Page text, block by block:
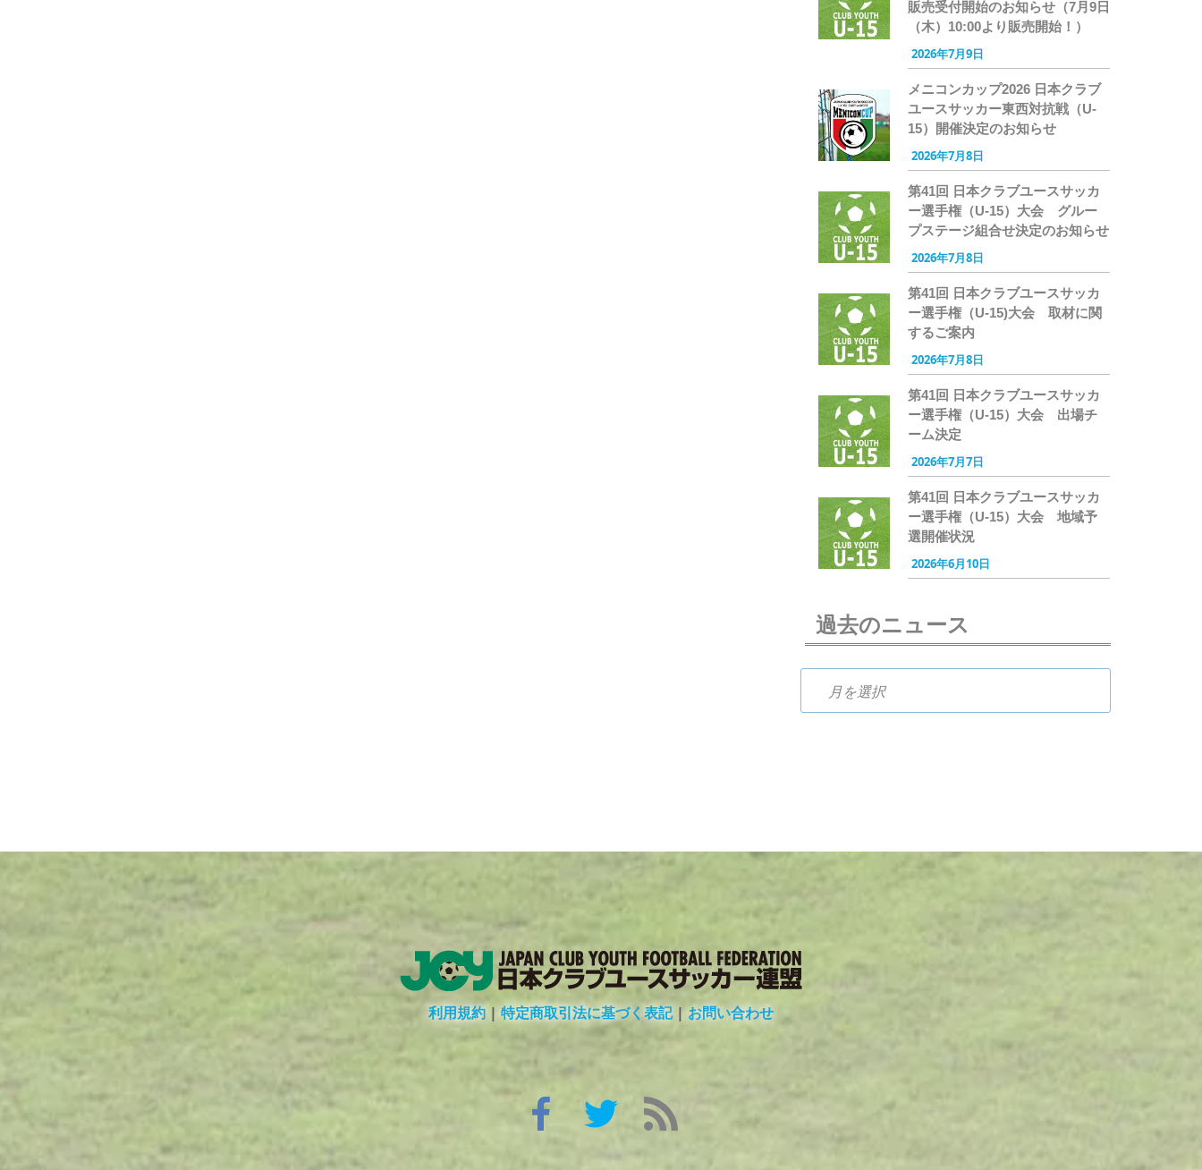
販売受付開始のお知らせ（7月9日
（木）10:00より販売開始！）
2026年7月9日
メニコンカップ2026 日本クラブ
ユースサッカー東西対抗戦（U-
15）開催決定のお知らせ
2026年7月8日
第41回 日本クラブユースサッカ
ー選手権（U-15）大会 グルー
プステージ組合せ決定のお知らせ
2026年7月8日
第41回 日本クラブユースサッカ
ー選手権（U-15)大会 取材に関
するご案内
2026年7月8日
第41回 日本クラブユースサッカ
ー選手権（U-15）大会 出場チ
ーム決定
2026年7月7日
第41回 日本クラブユースサッカ
ー選手権（U-15）大会 地域予
選開催状況
2026年6月10日
過去のニュース
利用規約 | 特定商取引法に基づく表記|お問い合わせ